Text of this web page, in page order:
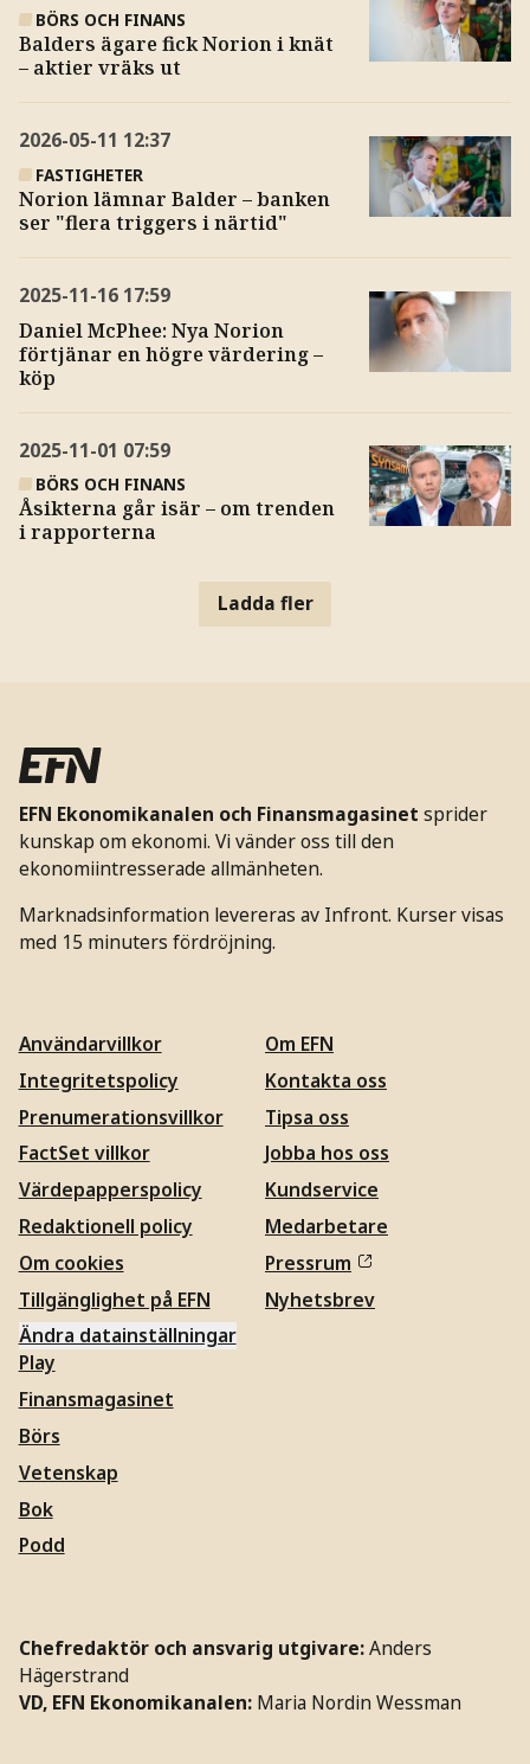
BÖRS OCH FINANS
Balders ägare fick Norion i knät
– aktier vräks ut
2026-05-11 12:37
FASTIGHETER
Norion lämnar Balder – banken
ser "flera triggers i närtid"
2025-11-16 17:59
Daniel McPhee: Nya Norion
förtjänar en högre värdering –
köp
2025-11-01 07:59
BÖRS OCH FINANS
Åsikterna går isär – om trenden
i rapporterna
Ladda fler
EFN Ekonomikanalen och Finansmagasinet sprider
kunskap om ekonomi. Vi vänder oss till den
ekonomiintresserade allmänheten.
Marknadsinformation levereras av Infront. Kurser visas
med 15 minuters fördröjning.
Användarvillkor
Integritetspolicy
Prenumerationsvillkor
FactSet villkor
Värdepapperspolicy
Redaktionell policy
Om cookies
Tillgänglighet på EFN
Ändra datainställningar
Om EFN
Kontakta oss
Tipsa oss
Jobba hos oss
Kundservice
Medarbetare
Pressrum
Nyhetsbrev
Play
Finansmagasinet
Börs
Vetenskap
Bok
Podd
Chefredaktör och ansvarig utgivare: Anders
Hägerstrand
VD, EFN Ekonomikanalen: Maria Nordin Wessman